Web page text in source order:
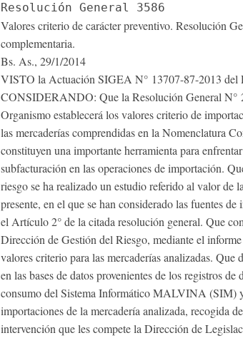
Resolución General 3586
Valores criterio de carácter preventivo. Resolución
complementaria.
Bs. As., 29/1/2014
VISTO la Actuación SIGEA N° 13707-87-2013 del
CONSIDERANDO: Que la Resolución General N°
Organismo establecerá los valores criterio de
las mercaderías comprendidas en la Nomenclatura
constituyen una importante herramienta para
subfacturación en las operaciones de importación.
riesgo se ha realizado un estudio referido al valor de
presente, en el que se han considerado las fuentes
el Artículo 2° de la citada resolución general. Que
Dirección de Gestión del Riesgo, mediante el
valores criterio para las mercaderías analizadas. Que
en las bases de datos provenientes de los registros
consumo del Sistema Informático MALVINA (SIM)
importaciones de la mercadería analizada, recogida
intervención que les compete la Dirección de